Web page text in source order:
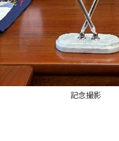
記念撮影